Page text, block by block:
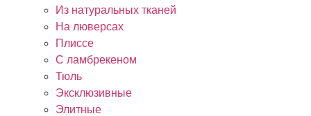
Из натуральных тканей
На люверсах
Плиссе
С ламбрекеном
Тюль
Эксклюзивные
Элитные